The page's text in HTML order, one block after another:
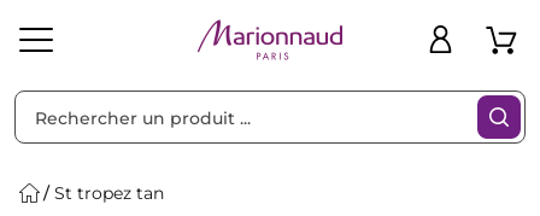
St tropez tan
Filtres